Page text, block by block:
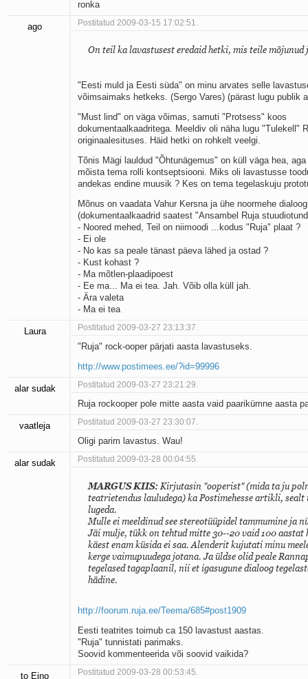
ronka
ago Postitatud 2009-03-15 17:02:51.
On teil ka lavastusest eredaid hetki, mis teile mõjunud
"Eesti muld ja Eesti süda" on minu arvates selle
võimsaimaks hetkeks. (Sergo Vares) (pärast lugu publik
"Must lind" on väga võimas, samuti "Protsess" koos
dokumentaalkaadritega. Meeldiv oli näha lugu "Tulekell"
originaalesituses. Häid hetki on rohkelt veelgi.
Tõnis Mägi lauldud "Õhtunägemus" on küll väga hea,
mõista tema rolli kontseptsiooni. Miks oli lavastusse
andekas endine muusik ? Kes on tema tegelaskuju
Mõnus on vaadata Vahur Kersna ja ühe noormehe
(dokumentaalkaadrid saatest "Ansambel Ruja
- Noored mehed, Teil on niimoodi ...kodus "Ruja" plaat ?
- Ei ole
- No kas sa peale tänast päeva lähed ja ostad ?
- Kust kohast ?
- Ma mõtlen-plaadipoest
- Ee ma... Ma ei tea. Jah. Võib olla küll jah.
- Ära valeta
- Ma ei tea
Laura Postitatud 2009-03-27 23:13:37.
"Ruja" rock-ooper pärjati aasta lavastuseks.
http://www.postimees.ee/?id=99996
alar sudak Postitatud 2009-03-27 23:21:29.
Ruja rockooper pole mitte aasta vaid paarikümne aasta
vaatleja Postitatud 2009-03-27 23:30:07.
Oligi parim lavastus. Wau!
alar sudak Postitatud 2009-03-28 00:04:55.
MARGUS KIIS: Kirjutasin "ooperist" (mida ta ju
teatrietendus lauludega) ka Postimehesse artikli,
lugeda.
Mulle ei meeldinud see stereotüüpidel tammumine ja
Jäi mulje, tükk on tehtud mitte 30--20 vaid 100 aastat
käest enam küsida ei saa. Alenderit kujutati minu
kerge vaimupuudega jotana. Ja üldse olid peale
tegelased tagaplaanil, nii et igasugune dialoog
hädine.
http://foorum.ruja.ee/Teema/685#post1909
Eesti teatrites toimub ca 150 lavastust aastas.
"Ruja" tunnistati parimaks.
Soovid kommenteerida või soovid vaikida?
to Eino Postitatud 2009-03-28 00:53:45.